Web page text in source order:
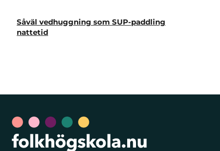
Såväl vedhuggning som SUP-paddling
nattetid